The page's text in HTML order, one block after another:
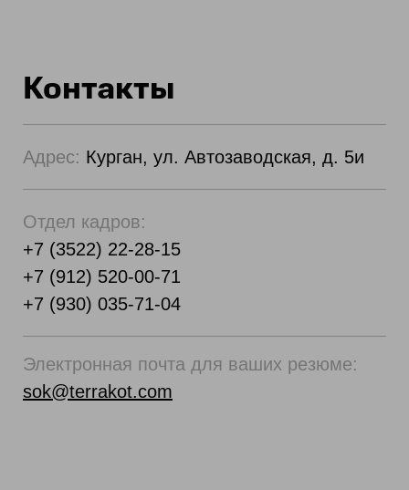
Контакты
Адрес: Курган, ул. Автозаводская, д. 5и
Отдел кадров:
+7 (3522) 22-28-15
+7 (912) 520-00-71
+7 (930) 035-71-04
Электронная почта для ваших резюме:
sok@terrakot.com